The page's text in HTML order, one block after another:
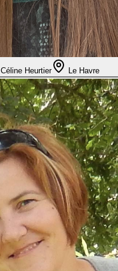
Céline Heurtier Le Havre